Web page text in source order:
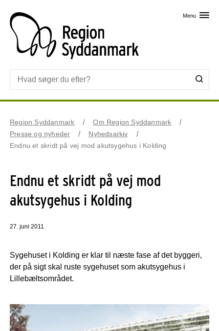
Menu
Region Syddanmark
Om Region Syddanmark
Presse og nyheder
Nyhedsarkiv
Endnu et skridt på vej mod akutsygehus i Kolding
Endnu et skridt på vej mod
akutsygehus i Kolding
27. juni 2011
Sygehuset i Kolding er klar til næste fase af det byggeri,
der på sigt skal ruste sygehuset som akutsygehus i
Lillebæltsområdet.